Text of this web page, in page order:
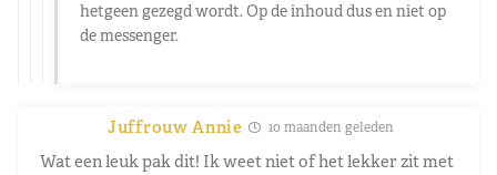
hetgeen gezegd wordt. Op de inhoud dus en niet op
de messenger.
Juffrouw Annie 10 maanden geleden
Wat een leuk pak dit! Ik weet niet of het lekker zit met